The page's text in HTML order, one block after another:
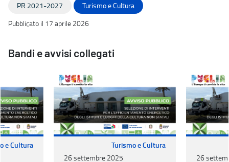
PR 2021-2027
Turismo e Cultura
Pubblicato il 17 aprile 2026
Bandi e avvisi collegati
e Cultura
Turismo e Cultura
26 settembre 2025
26